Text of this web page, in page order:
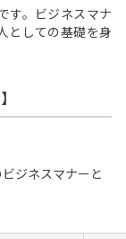
す。ビジネスマナ
としての基礎を身
ジネスマナーと